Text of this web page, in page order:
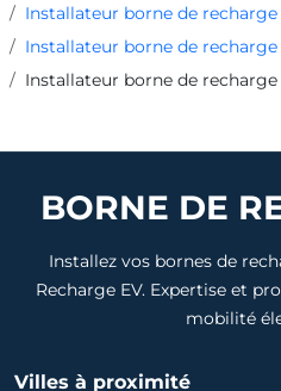
Installateur borne de recharge
Installateur borne de recharge
Installateur borne de recharge
BORNE DE
Installez vos bornes de
Recharge EV. Expertise et
mobilité
Villes à proximité